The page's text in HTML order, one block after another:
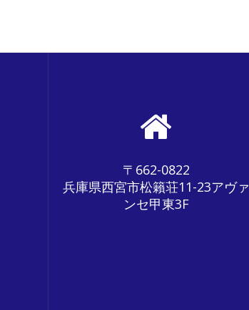
ゲ
〒662-0822
兵庫県西宮市松籟荘11-23アヴァ
ンセ甲東3F